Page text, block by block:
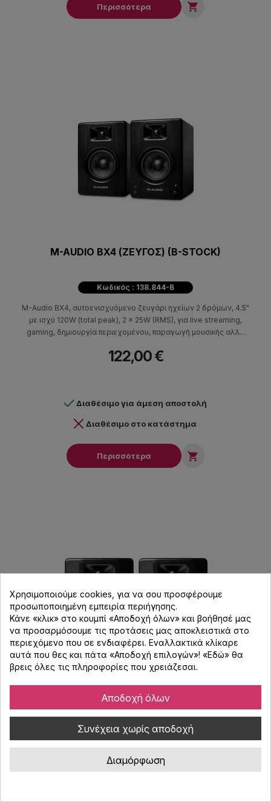
Περισσότερα 
M-AUDIO BX4 (ΖΕΥΓΟΣ) (B-STOCK)
Κωδικός : 138.844-B
M-Audio BX4, αυτοενισχυόμενο ζευγάρι ηχείων 2 δρόμων, 4.5"
με ισχύ 120W (total peak), 2 x 25W (RMS), για live streaming,
gaming, δημιουργία περιεχομένου, παραγωγή μουσικής αλλά
122,00 €
Διαθέσιμο για άμεση αποστολή
Διαθέσιμο στο κατάστημα
Περισσότερα 
M-AUDIO BX4BT (ΖΕΥΓΟΣ)
Κωδικός : 138.968
M-Audio BX4 ΒΤ, αυτοενισχυόμενο ζευγάρι ηχείων 2 δρόμων,
Χρησιμοποιούμε cookies, για να σου προσφέρουμε
προσωποποιημένη εμπειρία περιήγησης.
Κάνε «κλικ» στο κουμπί «Αποδοχή όλων» και βοήθησέ μας
να προσαρμόσουμε τις προτάσεις μας αποκλειστικά στο
περιεχόμενο που σε ενδιαφέρει. Εναλλακτικά κλίκαρε
αυτά που θες και πάτα «Αποδοχή επιλογών»! «Εδώ» θα
βρεις όλες τις πληροφορίες που χρειάζεσαι.
Αποδοχή όλων
Συνέχεια χωρίς αποδοχή
Διαμόρφωση